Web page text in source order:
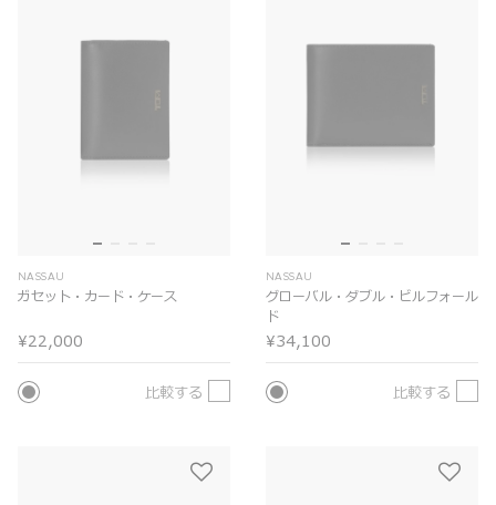
NASSAU
ガセット・カード・ケース
¥22,000
比較する
NASSAU
グローバル・ダブル・ビルフォール
ド
¥34,100
比較する